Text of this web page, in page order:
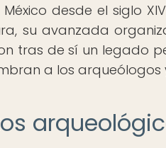
desde el siglo
su avanzada
tras de sí un legado
a los arqueólogos